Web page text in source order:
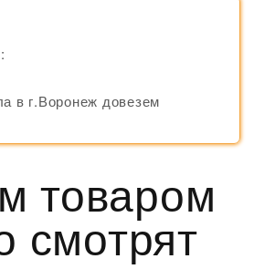
в г.Воронеж довезем
товаром
смотрят